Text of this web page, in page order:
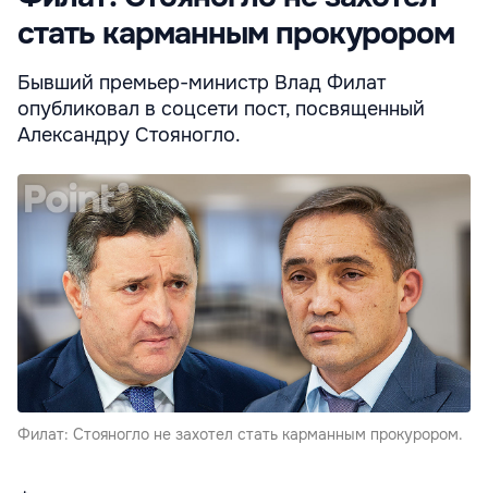
стать карманным прокурором
Бывший премьер-министр Влад Филат
опубликовал в соцсети пост, посвященный
Александру Стояногло.
Филат: Стояногло не захотел стать карманным прокурором.